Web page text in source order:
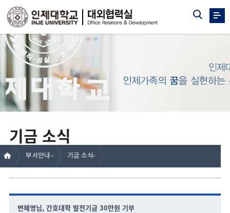
기금 소식
부서안내 기금 소식
변혜영님, 간호대학 발전기금 30만원 기부